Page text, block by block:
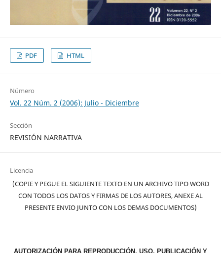
PDF HTML
Número
Vol. 22 Núm. 2 (2006): Julio - Diciembre
Sección
REVISIÓN NARRATIVA
Licencia
(COPIE Y PEGUE EL SIGUIENTE TEXTO EN UN ARCHIVO TIPO WORD
CON TODOS LOS DATOS Y FIRMAS DE LOS AUTORES, ANEXE AL
PRESENTE ENVIO JUNTO CON LOS DEMAS DOCUMENTOS)
AUTORIZACIÓN PARA REPRODUCCIÓN, USO, PUBLICACIÓN Y